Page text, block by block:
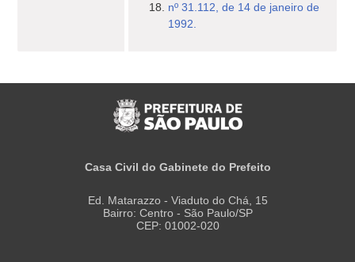
nº 31.112, de 14 de janeiro de
1992.
Casa Civil do Gabinete do Prefeito
Ed. Matarazzo - Viaduto do Chá, 15
Bairro: Centro - São Paulo/SP
CEP: 01002-020